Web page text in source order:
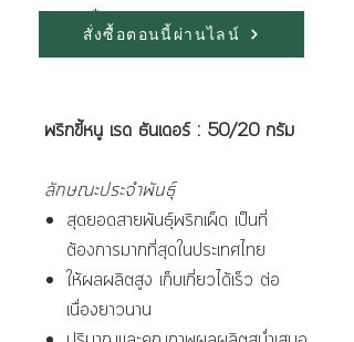
ขนาด*
พริกขี้หนู เรด ธันเดอร์ : 50/20 กรัม
ลักษณะประจำพันธุ์
สุดยอดสายพันธุ์พริกเผ็ด เป็นที่
ต้องการมากที่สุดในประเทศไทย
ให้ผลผลิตสูง เก็บเกี่ยวได้เร็ว ต่อ
เนื่องยาวนาน
สั่งซื้อตอนนี้ผ่านไลน์